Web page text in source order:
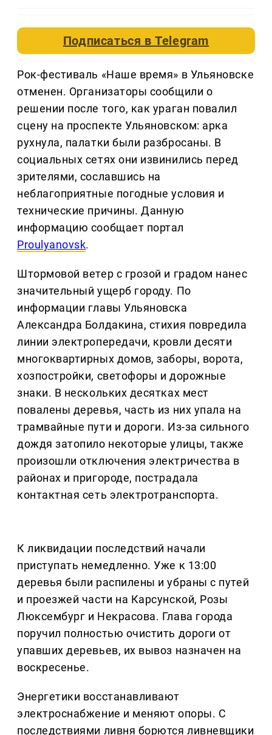
Подписаться вTelegram
Рок-фестиваль «Наше время» в Ульяновске
отменен. Организаторы сообщили о
решении после того, как ураган повалил
сцену на проспекте Ульяновском: арка
рухнула, палатки были разбросаны. В
социальных сетях они извинились перед
зрителями, сославшись на
неблагоприятные погодные условия и
технические причины. Данную
информацию сообщает портал
Proulyanovsk.
Штормовой ветер с грозой и градом нанес
значительный ущерб городу. По
информации главы Ульяновска
Александра Болдакина, стихия повредила
линии электропередачи, кровли десяти
многоквартирных домов, заборы, ворота,
хозпостройки, светофоры и дорожные
знаки. В нескольких десятках мест
повалены деревья, часть из них упала на
трамвайные пути и дороги. Из-за сильного
дождя затопило некоторые улицы, также
произошли отключения электричества в
районах и пригороде, пострадала
контактная сеть электротранспорта.
К ликвидации последствий начали
приступать немедленно. Уже к 13:00
деревья были распилены и убраны с путей
и проезжей части на Карсунской, Розы
Люксембург и Некрасова. Глава города
поручил полностью очистить дороги от
упавших деревьев, их вывоз назначен на
воскресенье.
Энергетики восстанавливают
электроснабжение и меняют опоры. С
последствиями ливня борются ливневщики